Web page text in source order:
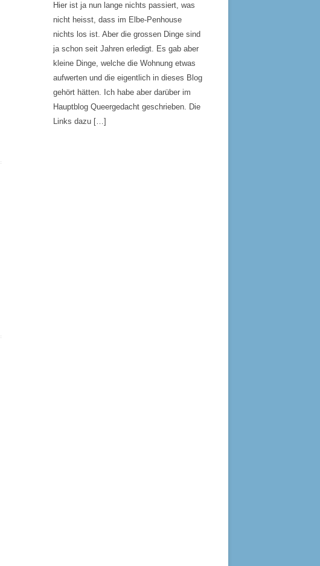
Hier ist ja nun lange nichts passiert, was
nicht heisst, dass im Elbe-Penhouse
nichts los ist. Aber die grossen Dinge sind
ja schon seit Jahren erledigt. Es gab aber
kleine Dinge, welche die Wohnung etwas
aufwerten und die eigentlich in dieses Blog
gehört hätten. Ich habe aber darüber im
Hauptblog Queergedacht geschrieben. Die
Links dazu […]